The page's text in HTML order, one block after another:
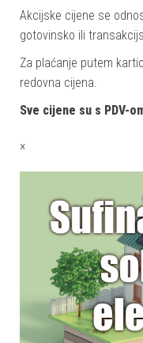
Akcijske cijene se
gotovinsko ili
Za plaćanje putem
redovna cijena.
Sve cijene su s PDV-
×